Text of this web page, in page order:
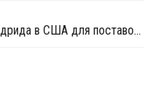
Контрактные цены фталевого ангидрида в США для поставок в августе выросли на USD44 за тонну